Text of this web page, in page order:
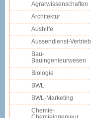
Agrarwissenschaften
Architektur
Aushilfe
Aussendienst-Vertrieb
Bau-
Bauingenieurwesen
Biologie
BWL
BWL-Marketing
Chemie-